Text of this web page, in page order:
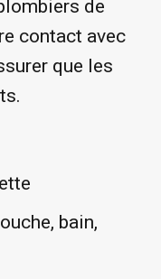
de
contact avec
que les
bain,